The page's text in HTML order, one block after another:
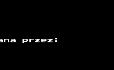
przez: